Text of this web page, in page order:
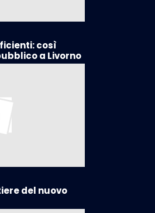
così
a Livorno
del nuovo